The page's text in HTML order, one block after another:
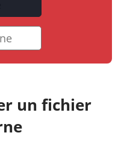
un fichier